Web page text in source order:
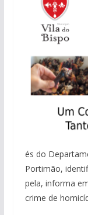
és do
Portimão,
pela, informa
crime de